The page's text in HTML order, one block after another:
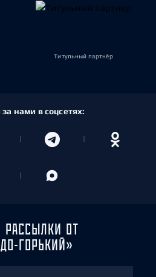
Титульный партнёр
нами в соцсетях:
РАССЫЛКИ ОТ
ГОРЬКИЙ»